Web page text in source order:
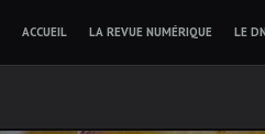
ACCUEIL LA REVUE NUMÉRIQUE LE